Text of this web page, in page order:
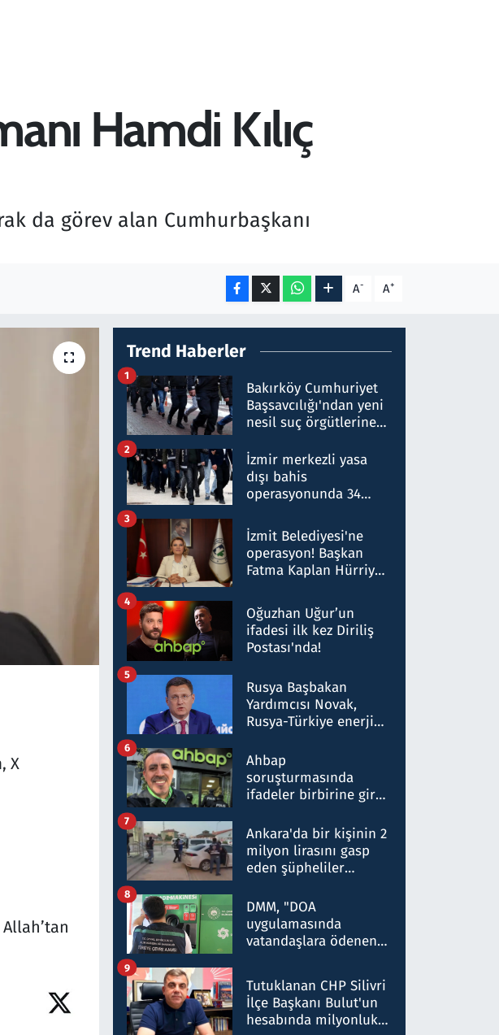
Hamdi Kılıç
da görev alan Cumhurbaşkanı
A- A+
X
Trend Haberler
Bakırköy Cumhuriyet
Başsavcılığı'ndan yeni
nesil suç örgütlerine
hakkında gözaltı kararı
1
İzmir merkezli yasa
dışı bahis
operasyonunda 34
Milyar liralık para
trafiği tespit edildi
2
İzmit Belediyesi'ne
operasyon! Başkan
Fatma Kaplan Hürriyet
3
Oğuzhan Uğur’un
ifadesi ilk kez Diriliş
Postası'nda!
4
Rusya Başbakan
Yardımcısı Novak,
Rusya-Türkiye enerji
nitelikte olduğunu
belirtti
5
Ahbap
soruşturmasında
ifadeler birbirine girdi:
ifadelerinden ortaya
çıkan tablo şok etti
6
Ankara'da bir kişinin 2
milyon lirasını gasp
eden şüpheliler
7
DMM, "DOA
uygulamasında
vatandaşlara ödenen
düşürüldüğü" iddiasını
yalanladı
8
Tutuklanan CHP Silivri
İlçe Başkanı Bulut'un
hesabında milyonluk
9